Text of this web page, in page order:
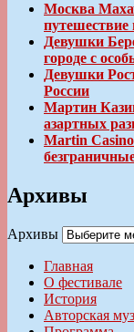
Москва
Девушки
городе с
Девушки
России
Мартин
азартных
Martin
Архивы
Архивы
Главная
О фестивале
История
Авторская